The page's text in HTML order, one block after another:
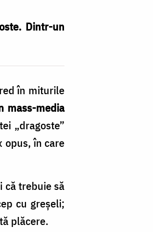
Dintr-un
în miturile
mass-media
„dragoste”
opus, în care
că trebuie să
cu greșeli;
plăcere.